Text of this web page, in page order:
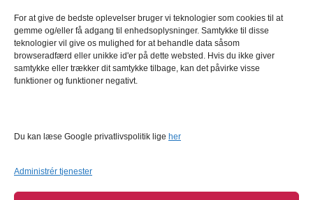
For at give de bedste oplevelser bruger vi teknologier som cookies til at
gemme og/eller få adgang til enhedsoplysninger. Samtykke til disse
teknologier vil give os mulighed for at behandle data såsom
browseradfærd eller unikke id'er på dette websted. Hvis du ikke giver
samtykke eller trækker dit samtykke tilbage, kan det påvirke visse
funktioner og funktioner negativt.
Du kan læse Google privatlivspolitik lige her
Administrér tjenester
Kundeservice
FAQ – Ofte stillede spørgsmål
Om Bagetid.dk
Se Fødevarestyrelsens smiley-rapporter